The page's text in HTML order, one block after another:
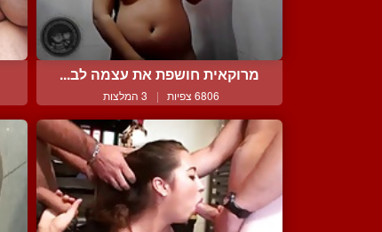
מרוקאית חושפת את עצמה לב...
6806 צפיות | 3 המלצות